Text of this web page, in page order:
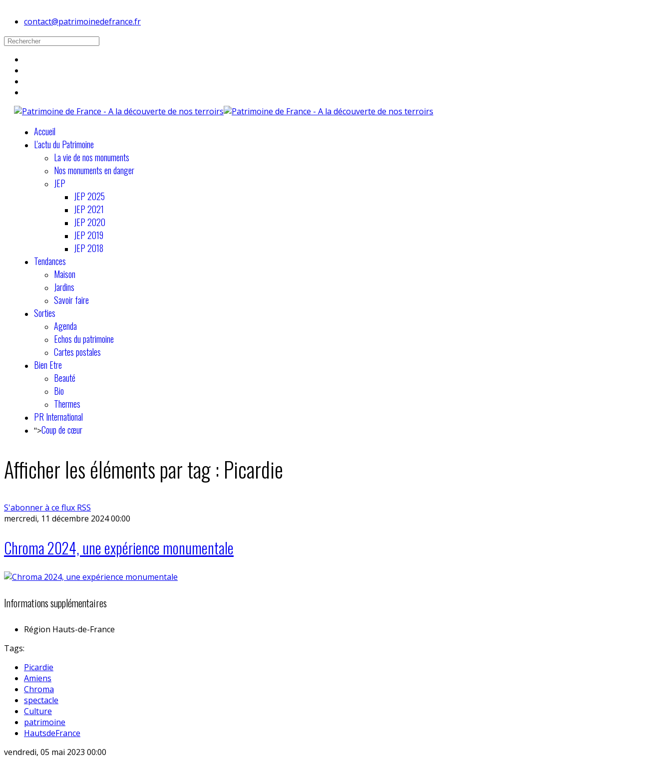
contact@patrimoinedefrance.fr
Accueil
L'actu du Patrimoine
La vie de nos monuments
Nos monuments en danger
JEP
JEP 2025
JEP 2021
JEP 2020
JEP 2019
JEP 2018
Tendances
Maison
Jardins
Savoir faire
Sorties
Agenda
Echos du patrimoine
Cartes postales
Bien Etre
Beauté
Bio
Thermes
PR International
">Coup de cœur
Afficher les éléments par tag : Picardie
S'abonner à ce flux RSS
mercredi, 11 décembre 2024 00:00
Chroma 2024, une expérience monumentale
Informations supplémentaires
Région Hauts-de-France
Tags:
Picardie
Amiens
Chroma
spectacle
Culture
patrimoine
HautsdeFrance
vendredi, 05 mai 2023 00:00